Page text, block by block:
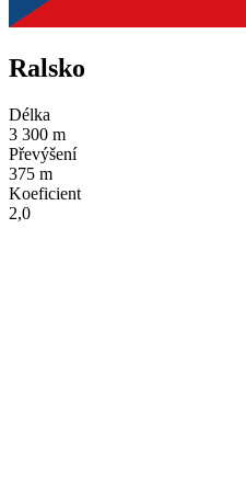
Ralsko
Délka
3 300 m
Převýšení
375 m
Koeficient
2,0